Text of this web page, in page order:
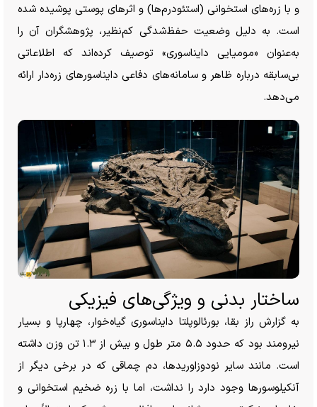
و با زره‌های استخوانی (استئودرم‌ها) و اثر‌های پوستی پوشیده شده
است. به دلیل وضعیت حفظ‌شدگی کم‌نظیر، پژوهشگران آن را
به‌عنوان «مومیایی دایناسوری» توصیف کرده‌اند که اطلاعاتی
بی‌سابقه درباره ظاهر و سامانه‌های دفاعی دایناسور‌های زره‌دار ارائه
می‌دهد.
ساختار بدنی و ویژگی‌های فیزیکی
به گزارش راز بقا، بورئالوپلتا دایناسوری گیاه‌خوار، چهارپا و بسیار
نیرومند بود که حدود ۵.۵ متر طول و بیش از ۱.۳ تن وزن داشته
است. مانند سایر نودوزاوریدها، دم چماقی که در برخی دیگر از
آنکیلوسور‌ها وجود دارد را نداشت، اما با زره ضخیم استخوانی و